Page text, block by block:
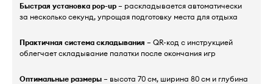
Быстрая установка pop-up – раскладывается автоматически
за несколько секунд, упрощая подготовку места для отдыха
Практичная система складывания – QR-код с инструкцией
облегчает складывание палатки после окончания игр
Оптимальные размеры – высота 70 см, ширина 80 см и глубина